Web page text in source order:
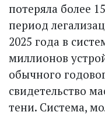
потеряла более
период
2025 года в
миллионов
обычного
свидетельство
тени. Система,